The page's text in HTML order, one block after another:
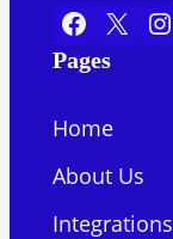
Facebook X Instagram
Pages
Home
About Us
Integrations